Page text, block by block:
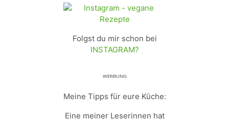
Folgst du mir schon bei
INSTAGRAM?
ᵂᴱᴿᴮᵁᴺᴳ
Meine Tipps für eure Küche:
Eine meiner Leserinnen hat